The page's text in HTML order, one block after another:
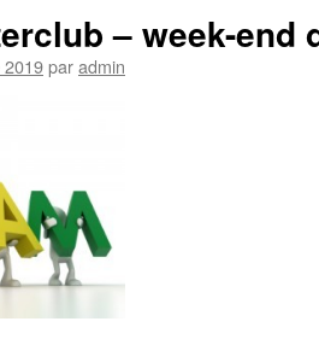
– week-end
2019paradmin